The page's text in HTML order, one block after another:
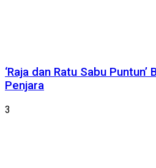
‘Raja dan Ratu Sabu Puntun’
Penjara
3